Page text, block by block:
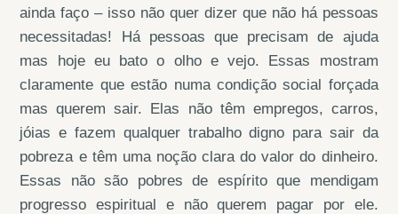
ainda faço – isso não quer dizer que não há pessoas
necessitadas! Há pessoas que precisam de ajuda
mas hoje eu bato o olho e vejo. Essas mostram
claramente que estão numa condição social forçada
mas querem sair. Elas não têm empregos, carros,
jóias e fazem qualquer trabalho digno para sair da
pobreza e têm uma noção clara do valor do dinheiro.
Essas não são pobres de espírito que mendigam
progresso espiritual e não querem pagar por ele.